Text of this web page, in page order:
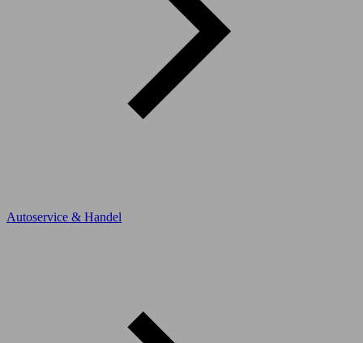
Autoservice & Handel